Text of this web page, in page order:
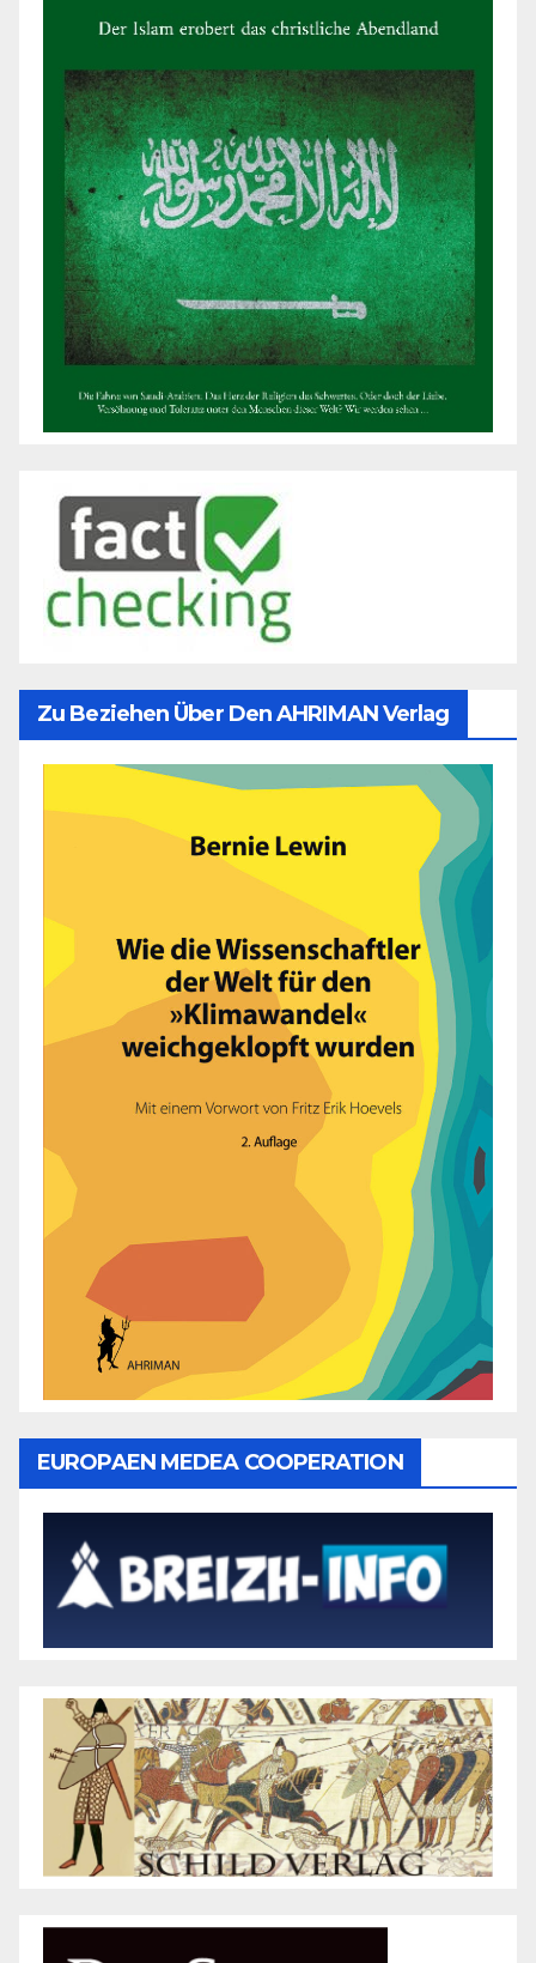
Zu Beziehen Über Den AHRIMAN Verlag
EUROPAEN MEDEA COOPERATION